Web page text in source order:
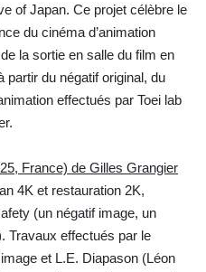
of Japan. Ce projet célèbre le
du cinéma d’animation
la sortie en salle du film en
partir du négatif original, du
effectués par Toei lab
France) de Gilles Grangier
4K et restauration 2K,
(un négatif image, un
Travaux effectués par le
et L.E. Diapason (Léon